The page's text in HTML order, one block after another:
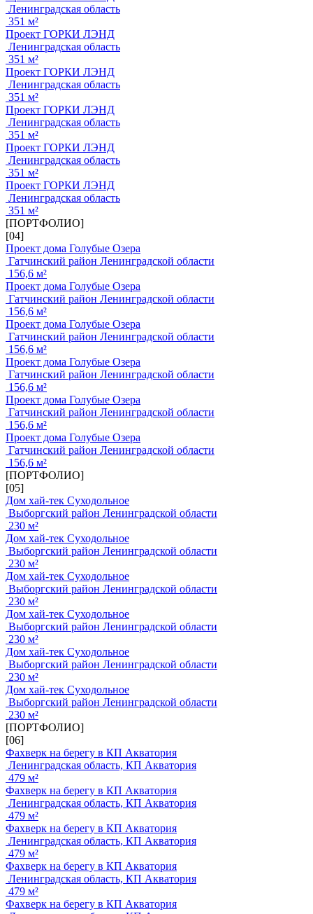
Ленинградская область
351 м²
Проект ГОРКИ ЛЭНД
Ленинградская область
351 м²
Проект ГОРКИ ЛЭНД
Ленинградская область
351 м²
Проект ГОРКИ ЛЭНД
Ленинградская область
351 м²
Проект ГОРКИ ЛЭНД
Ленинградская область
351 м²
Проект ГОРКИ ЛЭНД
Ленинградская область
351 м²
[ПОРТФОЛИО]
[04]
Проект дома Голубые Озера
Гатчинский район Ленинградской области
156,6 м²
Проект дома Голубые Озера
Гатчинский район Ленинградской области
156,6 м²
Проект дома Голубые Озера
Гатчинский район Ленинградской области
156,6 м²
Проект дома Голубые Озера
Гатчинский район Ленинградской области
156,6 м²
Проект дома Голубые Озера
Гатчинский район Ленинградской области
156,6 м²
Проект дома Голубые Озера
Гатчинский район Ленинградской области
156,6 м²
[ПОРТФОЛИО]
[05]
Дом хай-тек Суходольное
Выборгский район Ленинградской области
230 м²
Дом хай-тек Суходольное
Выборгский район Ленинградской области
230 м²
Дом хай-тек Суходольное
Выборгский район Ленинградской области
230 м²
Дом хай-тек Суходольное
Выборгский район Ленинградской области
230 м²
Дом хай-тек Суходольное
Выборгский район Ленинградской области
230 м²
Дом хай-тек Суходольное
Выборгский район Ленинградской области
230 м²
[ПОРТФОЛИО]
[06]
Фахверк на берегу в КП Акватория
Ленинградская область, КП Акватория
479 м²
Фахверк на берегу в КП Акватория
Ленинградская область, КП Акватория
479 м²
Фахверк на берегу в КП Акватория
Ленинградская область, КП Акватория
479 м²
Фахверк на берегу в КП Акватория
Ленинградская область, КП Акватория
479 м²
Фахверк на берегу в КП Акватория